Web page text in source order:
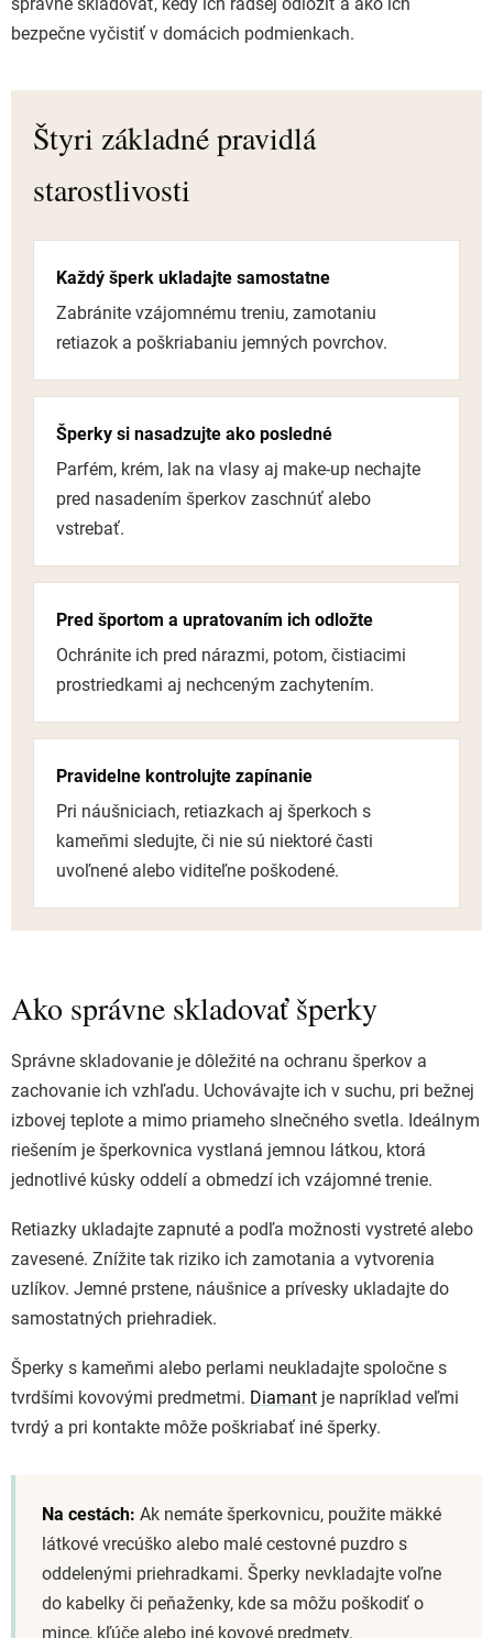
bezpečne vyčistiť v domácich podmienkach.
Štyri základné pravidlá
starostlivosti
Každý šperk ukladajte samostatne
Zabránite vzájomnému treniu, zamotaniu
retiazok a poškriabaniu jemných povrchov.
Šperky si nasadzujte ako posledné
Parfém, krém, lak na vlasy aj make-up nechajte
pred nasadením šperkov zaschnúť alebo
vstrebať.
Pred športom a upratovaním ich odložte
Ochránite ich pred nárazmi, potom, čistiacimi
prostriedkami aj nechceným zachytením.
Pravidelne kontrolujte zapínanie
Pri náušniciach, retiazkach aj šperkoch s
kameňmi sledujte, či nie sú niektoré časti
uvoľnené alebo viditeľne poškodené.
Ako správne skladovať šperky
Správne skladovanie je dôležité na ochranu šperkov a
zachovanie ich vzhľadu. Uchovávajte ich v suchu, pri bežnej
izbovej teplote a mimo priameho slnečného svetla. Ideálnym
riešením je šperkovnica vystlaná jemnou látkou, ktorá
jednotlivé kúsky oddelí a obmedzí ich vzájomné trenie.
Retiazky ukladajte zapnuté a podľa možnosti vystreté alebo
zavesené. Znížite tak riziko ich zamotania a vytvorenia
uzlíkov. Jemné prstene, náušnice a prívesky ukladajte do
samostatných priehradiek.
Šperky s kameňmi alebo perlami neukladajte spoločne s
tvrdšími kovovými predmetmi. Diamant je napríklad veľmi
tvrdý a pri kontakte môže poškriabať iné šperky.
Na cestách: Ak nemáte šperkovnicu, použite mäkké
látkové vrecúško alebo malé cestovné puzdro s
oddelenými priehradkami. Šperky nevkladajte voľne
do kabelky či peňaženky, kde sa môžu poškodiť o
mince, kľúče alebo iné kovové predmety.